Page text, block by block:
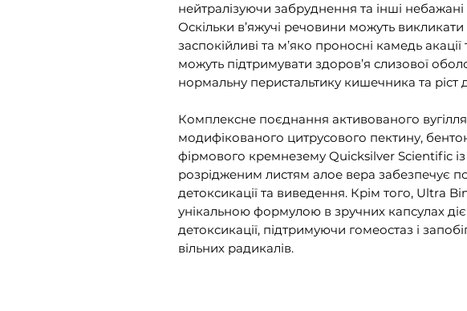
нейтралізуючи забруднення та інші
Оскільки в’яжучі речовини можуть
заспокійливі та м’яко проносні камедь
можуть підтримувати здоров’я слизової
нормальну перистальтику кишечника та
Комплексне поєднання активованого вугілля,
модифікованого цитрусового пектину,
фірмового кремнезему Quicksilver Scientific
розрідженим листям алое вера забезпечує
детоксикації та виведення. Крім того, Ultra
унікальною формулою в зручних капсулах
детоксикації, підтримуючи гомеостаз і
вільних радикалів.